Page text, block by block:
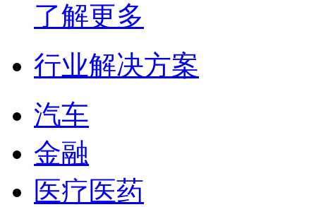
了解更多
行业解决方案
汽车
金融
医疗医药